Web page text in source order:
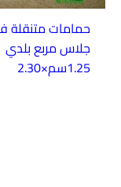
حمامات متنقلة
جلاس مربع بلدي
1.25سم×2.30